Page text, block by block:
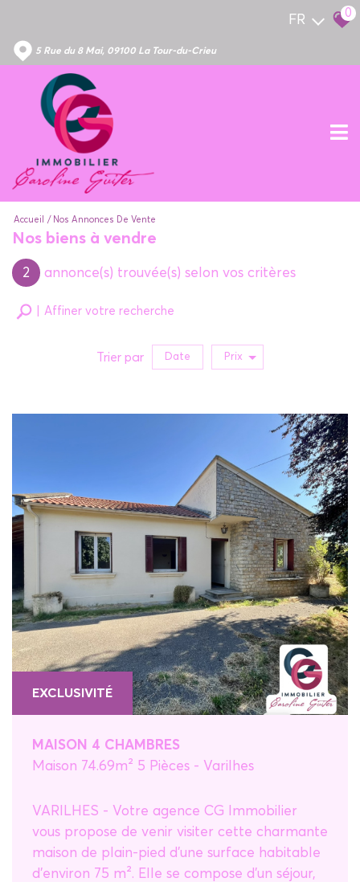
5 Rue du 8 Mai, 09100 La Tour-du-Crieu
FR 0
Accueil Nos Annonces De Vente
Nos biens à vendre
2 annonce(s) trouvée(s) selon vos critères
Affiner votre recherche
5KM 10KM 25KM
Critères supplémentaires
Piscine Parking Terrasse
RECHERCHER
+ de critères
Trier par Date Prix
EXCLUSIVITÉ
MAISON 4 CHAMBRES
Maison 74.69m² 5 Pièces - Varilhes
VARILHES - Votre agence CG Immobilier
vous propose de venir visiter cette charmante
maison de plain-pied d'une surface habitable
d'environ 75 m². Elle se compose d'un séjour,